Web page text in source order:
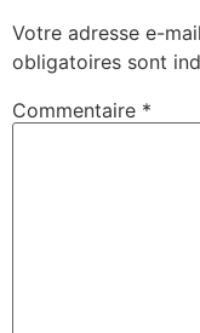
Votre adresse e-
obligatoires sont
Commentaire *